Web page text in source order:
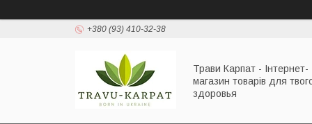
+380 (93) 410-32-38
Трави Карпат - Інтернет-
магазин товарів для
здоровья